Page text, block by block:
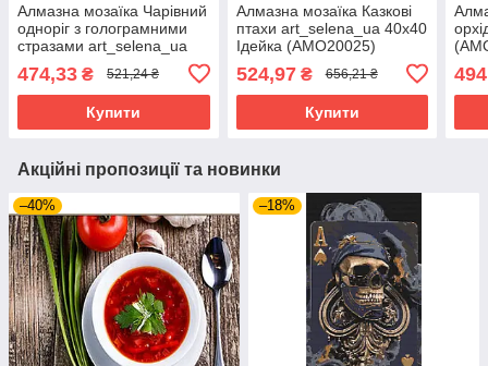
Алмазна мозаїка Чарівний
одноріг з голограмними
стразами art_selena_ua
474,33 ₴ 521,24 ₴
Купити
Алмазна мозаїка Казкові
птахи art_selena_ua 40х40
Ідейка (AMO20025)
524,97₴ 656,21 ₴
Купити
Акційні пропозиції та новинки
–40% –18%